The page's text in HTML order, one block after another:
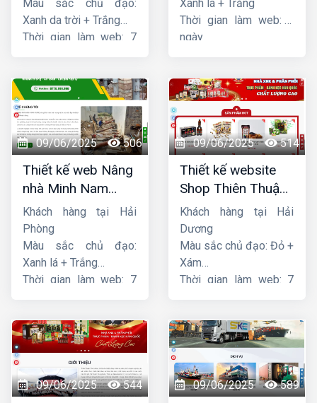
Màu sắc chủ đạo:
Xanh da trời + Trắng
Thời gian làm web: 7
Xanh lá + Trắng
Thời gian làm web: 7
ngày
09/06/2025 506
Thiết kế web Nâng
nhà Minh Nam
Hoàng
Khách hàng tại Hải
Phòng
Màu sắc chủ đạo:
Xanh lá + Trắng
Thời gian làm web: 7
09/06/2025 514
Thiết kế website
Shop Thiên Thuận
Phát
Khách hàng tại Hải
Dương
Màu sắc chủ đạo: Đỏ +
Xám
Thời gian làm web: 7
09/06/2025 544 09/06/2025 589